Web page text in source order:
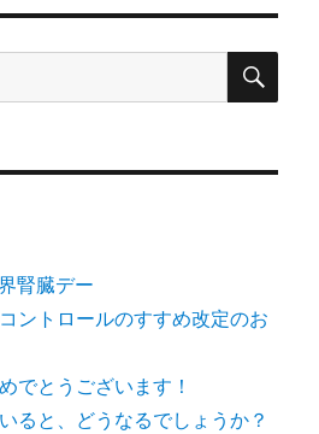
検
腎臓デー
ントロールのすすめ改定のお
でとうございます！
ると、どうなるでしょうか？